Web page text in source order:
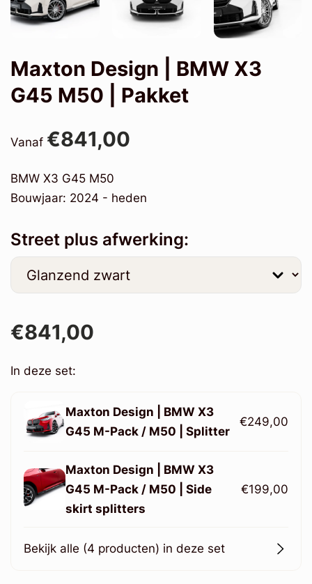
Maxton Design | BMW X3
G45 M50 | Pakket
Vanaf €841,00
BMW X3 G45 M50
Bouwjaar: 2024 - heden
Street plus afwerking:
€841,00
In deze set:
Maxton Design | BMW X3
G45 M-Pack / M50 | Splitter
€249,00
Maxton Design | BMW X3
G45 M-Pack / M50 | Side
skirt splitters
€199,00
Bekijk alle (4 producten) in deze set